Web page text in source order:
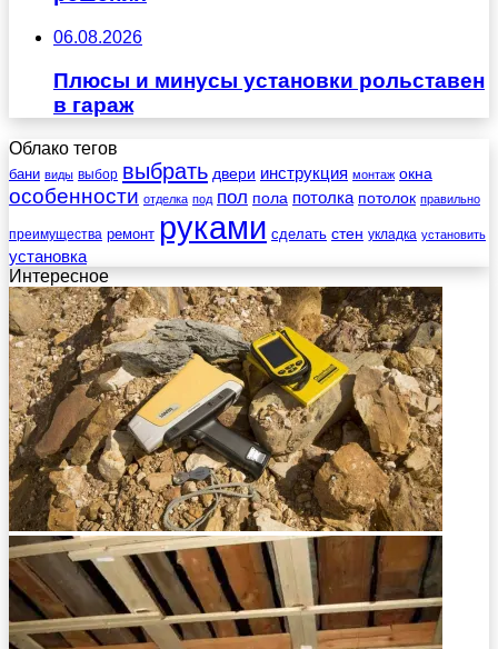
06.08.2026
Плюсы и минусы установки рольставен
в гараж
Облако тегов
бани виды выбор выбрать двери инструкция монтаж окна
особенности отделка под пол пола потолка потолок правильно
преимущества ремонт руками сделать стен укладка установить
установка
Интересное